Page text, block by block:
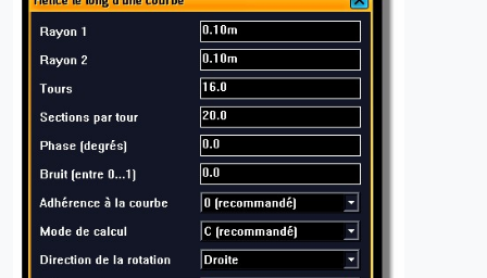
Vous pouvez définir le sens de rotation de l
Hélicoïde peut créer une courbe ou un tube
Si vous choisissez de créer un tube, vous
Vous pouvez spécifier le nombre d'arêtes du tube